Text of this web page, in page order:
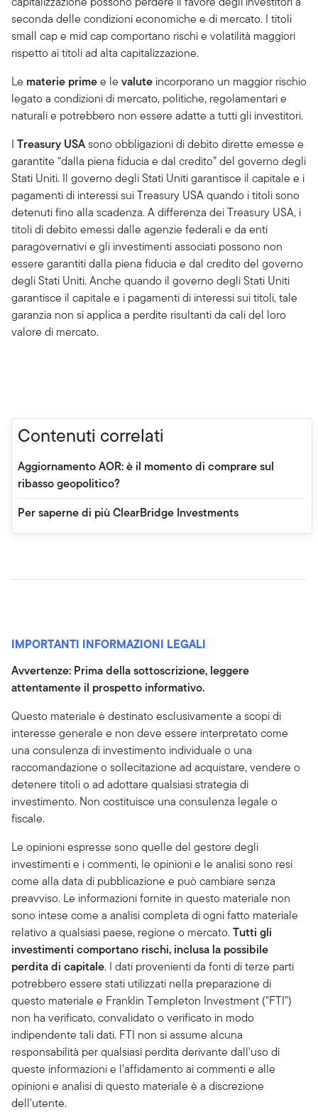
seconda delle condizioni economiche e di mercato. I titoli
small cap e mid cap comportano rischi e volatilità maggiori
rispetto ai titoli ad alta capitalizzazione.
Le materie primee le valute incorporano un maggior rischio
legato a condizioni di mercato, politiche, regolamentari e
naturali e potrebbero non essere adatte a tutti gli investitori.
I Treasury USAsono obbligazioni di debito dirette emesse e
garantite “dalla piena fiducia e dal credito” del governo degli
Stati Uniti. Il governo degli Stati Uniti garantisce il capitale e i
pagamenti di interessi sui Treasury USA quando i titoli sono
detenuti fino alla scadenza. A differenza dei Treasury USA, i
titoli di debito emessi dalle agenzie federali e da enti
paragovernativi e gli investimenti associati possono non
essere garantiti dalla piena fiducia e dal credito del governo
degli Stati Uniti. Anche quando il governo degli Stati Uniti
garantisce il capitale e i pagamenti di interessi sui titoli, tale
garanzia non si applica a perdite risultanti da cali del loro
valore di mercato.
Contenuti correlati
Aggiornamento AOR: è il momento di comprare sul
ribasso geopolitico?
Per saperne di più ClearBridge Investments
IMPORTANTI INFORMAZIONI LEGALI
Avvertenze: Prima della sottoscrizione, leggere
attentamente il prospetto informativo.
Questo materiale è destinato esclusivamente a scopi di
interesse generale e non deve essere interpretato come
una consulenza di investimento individuale o una
raccomandazione o sollecitazione ad acquistare, vendere o
detenere titoli o ad adottare qualsiasi strategia di
investimento. Non costituisce una consulenza legale o
fiscale.
Le opinioni espresse sono quelle del gestore degli
investimenti e i commenti, le opinioni e le analisi sono resi
come alla data di pubblicazione e può cambiare senza
preavviso. Le informazioni fornite in questo materiale non
sono intese come a analisi completa di ogni fatto materiale
relativo a qualsiasi paese, regione o mercato.Tutti gli
investimenti comportano rischi, inclusa la possibile
perdita di capitale. I dati provenienti da fonti di terze parti
potrebbero essere stati utilizzati nella preparazione di
questo materiale e Franklin Templeton Investment ("FTI")
non ha verificato, convalidato o verificato in modo
indipendente tali dati. FTI non si assume alcuna
responsabilità per qualsiasi perdita derivante dall'uso di
queste informazioni e l’affidamento ai commenti e alle
opinioni e analisi di questo materiale è a discrezione
dell'utente.